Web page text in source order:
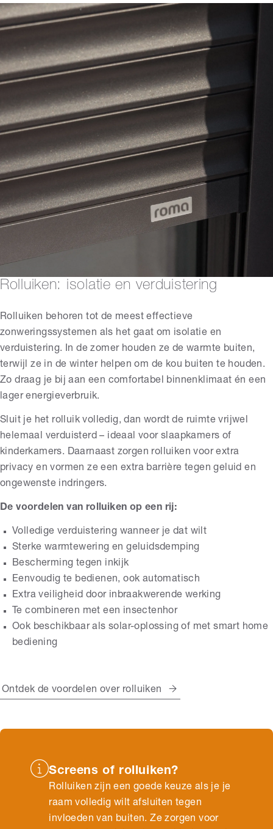
Rolluiken: isolatie en verduistering
Rolluiken behoren tot de meest effectieve
zonweringssystemen als het gaat om isolatie en
verduistering. In de zomer houden ze de warmte buiten,
terwijl ze in de winter helpen om de kou buiten te houden.
Zo draag je bij aan een comfortabel binnenklimaat én een
lager energieverbruik.
Sluit je het rolluik volledig, dan wordt de ruimte vrijwel
helemaal verduisterd – ideaal voor slaapkamers of
kinderkamers. Daarnaast zorgen rolluiken voor extra
privacy en vormen ze een extra barrière tegen geluid en
ongewenste indringers.
De voordelen van rolluiken op een rij:
Volledige verduistering wanneer je dat wilt
Sterke warmtewering en geluidsdemping
Bescherming tegen inkijk
Eenvoudig te bedienen, ook automatisch
Extra veiligheid door inbraakwerende werking
Te combineren met een insectenhor
Ook beschikbaar als solar-oplossing of met smart home
bediening
Ontdek de voordelen over rolluiken
Screens of rolluiken?
Rolluiken zijn een goede keuze als je je
raam volledig wilt afsluiten tegen
invloeden van buiten. Ze zorgen voor